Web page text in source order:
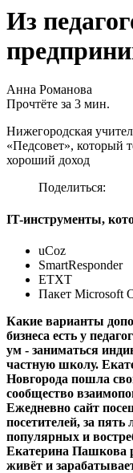
Из
Анна Романова
Прочтёте за 3 мин.
Нижегородская
«Педсовет», который
хороший доход
Поделиться:
IT-инструменты,
uCoz
SmartResponder
ETXT
Пакет Microsoft
Какие варианты
бизнеса есть у
ум - заниматься
частную школу.
Новгорода пошла
сообщество
Ежедневно сайт
посетителей, за
популярных и
Екатерина Пашкова
живёт и